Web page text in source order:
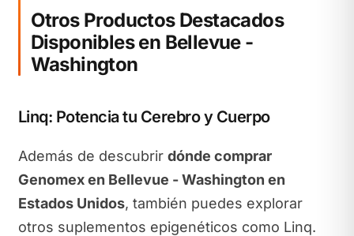
Otros Productos Destacados
Disponibles en Bellevue -
Washington
Linq: Potencia tu Cerebro y Cuerpo
Además de descubrir dónde comprar
Genomex en Bellevue - Washington en
Estados Unidos, también puedes explorar
otros suplementos epigenéticos como Linq.